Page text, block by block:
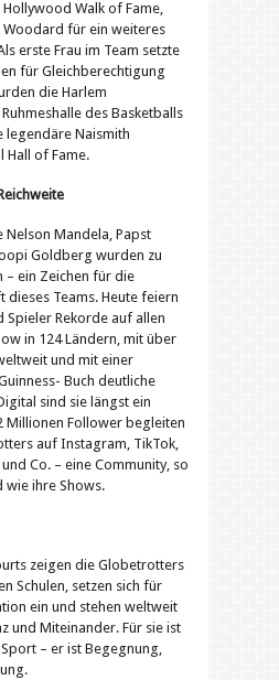
Walk of Fame,
Woodard für ein weiteres
erste Frau im Team setzte
für Gleichberechtigung
die Harlem
des Basketballs
legendäre Naismith
Hall of Fame.
Nelson Mandela, Papst
Goldberg wurden zu
ein Zeichen für die
Teams. Heute feiern
Spieler Rekorde auf allen
in 124 Ländern, mit über
und mit einer
Buch deutliche
sind sie längst ein
Millionen Follower begleiten
auf Instagram, TikTok,
Co. – eine Community, so
wie ihre Shows.
zeigen die Globetrotters
Schulen, setzen sich für
ein und stehen weltweit
und Miteinander. Für sie ist
– er ist Begegnung,